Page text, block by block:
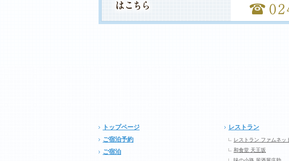
トップページ
ご宿泊予約
ご宿泊
レストラン
レストラン ファムネッ
和食堂 天王坂